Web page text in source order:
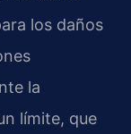
los daños
la
límite, que